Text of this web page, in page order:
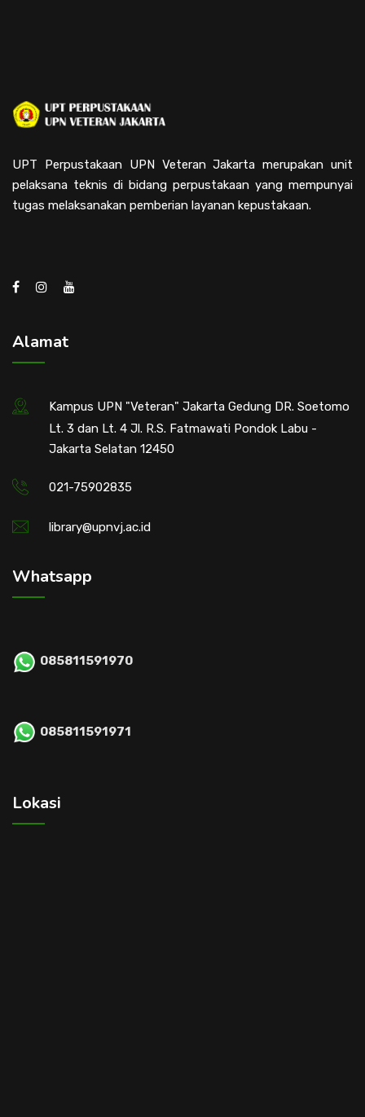
UPT Perpustakaan UPN Veteran Jakarta merupakan unit
pelaksana teknis di bidang perpustakaan yang mempunyai
tugas melaksanakan pemberian layanan kepustakaan.
Alamat
Kampus UPN "Veteran" Jakarta Gedung DR. Soetomo
Lt. 3 dan Lt. 4 Jl. R.S. Fatmawati Pondok Labu -
Jakarta Selatan 12450
021-75902835
library@upnvj.ac.id
Whatsapp
085811591970
085811591971
Lokasi